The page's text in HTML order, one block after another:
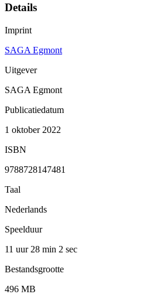
Details
Imprint
SAGA Egmont
Uitgever
SAGA Egmont
Publicatiedatum
1 oktober 2022
ISBN
9788728147481
Taal
Nederlands
Speelduur
11 uur 28 min 2 sec
Bestandsgrootte
496 MB